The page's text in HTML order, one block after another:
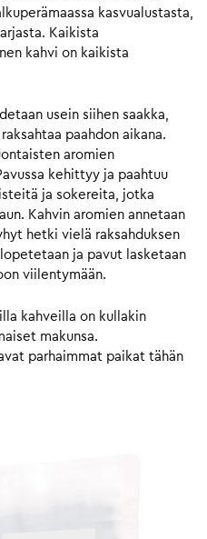
kasvualustasta,
Kaikista
kahvi on kaikista
usein siihen saakka,
paahdon aikana.
aromien
kehittyy ja paahtuu
ja sokereita, jotka
Kahvin aromien annetaan
hetki vielä raksahduksen
ja pavut lasketaan
viilentymään.
kahveilla on kullakin
makunsa.
parhaimmat paikat tähän